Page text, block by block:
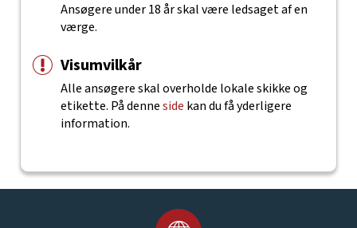
Ansøgere under 18 år skal være ledsaget af en
værge.
Visumvilkår
Alle ansøgere skal overholde lokale skikke og
etikette. På denneside kan du få yderligere
information.